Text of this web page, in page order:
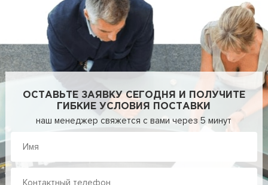
ОСТАВЬТЕ ЗАЯВКУ СЕГОДНЯ И ПОЛУЧИТЕ
ГИБКИЕ УСЛОВИЯ ПОСТАВКИ
наш менеджер свяжется с вами через 5 минут